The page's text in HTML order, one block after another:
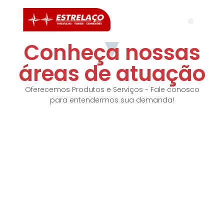
Conheça nossas
áreas de atuação
Oferecemos Produtos e Serviços - Fale conosco
para entendermos sua demanda!